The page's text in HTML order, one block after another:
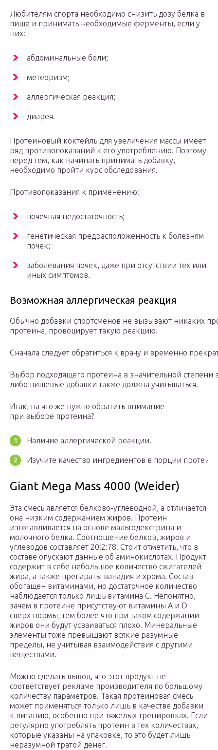
Любителям спорта необходимо снизить дозу белка в
пище и принимать необходимые ферменты, если у
них:
абдоминальные боли;
метеоризм;
аллергическая реакция;
диарея.
Протеиновый коктейль для увеличения массы имеет
ряд противопоказаний к его употреблению. Поэтому
перед тем, как начинать принимать добавку,
необходимо пройти курс обследования.
Противопоказания к применению:
почечная недостаточность;
генетическая предрасположенность к болезням
почек;
заболевания почек, даже при отсутствии тех или
иных симптомов.
Возможная аллергическая реакция
Обычно добавки спортсменов не вызывают никаких
протеина, провоцирует такую реакцию.
Сначала следует обратиться к врачу и временно
Выбор подходящего протеина в значительной степени
либо пищевые добавки также должна учитываться.
Итак, на что же нужно обратить внимание
при выборе протеина?
Наличие аллергической реакции.
Изучите качество ингредиентов в порции
Giant Mega Mass 4000 (Weider)
Эта смесь является белково-углеводной, а отличается
она низким содержанием жиров. Протеин
изготавливается на основе мальтодекстрина и
молочного белка. Соотношение белков, жиров и
углеводов составляет 20:2:78. Стоит отметить, что в
составе опускают данные об аминокислотах. Продукт
содержит в себе небольшое количество сжигателей
жира, а также препараты ванадия и хрома. Состав
обогащен витаминами, но достаточное количество
наблюдается только лишь витамина C. Непонятно,
зачем в протеине присутствуют витамины A и D
сверх нормы, тем более что при таком содержании
жиров они будут усваиваться плохо. Минеральные
элементы тоже превышают всякие разумные
пределы, не учитывая взаимодействия с другими
веществами.
Можно сделать вывод, что этот продукт не
соответствует рекламе производителя по большому
количеству параметров. Такая протеиновая смесь
может применяться только лишь в качестве добавки
к питанию, особенно при тяжелых тренировках. Если
регулярно употреблять протеин в тех количествах,
которые указаны на упаковке, то это будет лишь
неразумной тратой денег.